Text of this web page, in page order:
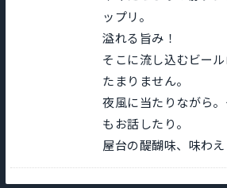
ップリ。
溢れる旨み！
そこに流し込むビー
たまりません。
夜風に当たりながら
もお話したり。
屋台の醍醐味、味わ